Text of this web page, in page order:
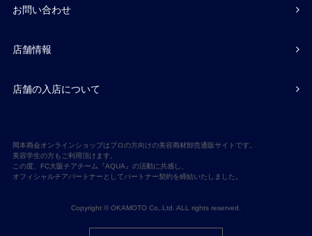
お問い合わせ
店舗情報
店舗の入店について
岡本商会オンラインショップはプロの方向けの美容商材卸売通販サイトです。
美容学生の方もご利用頂けます。
この度、FC大阪チアチーム『AQUA』の活動に共感し、
オフィシャルチアパートナーとしてパートナー契約を締結いたしました。
Copyright © OKAMOTO Co,.Ltd. ALL rights reserved.